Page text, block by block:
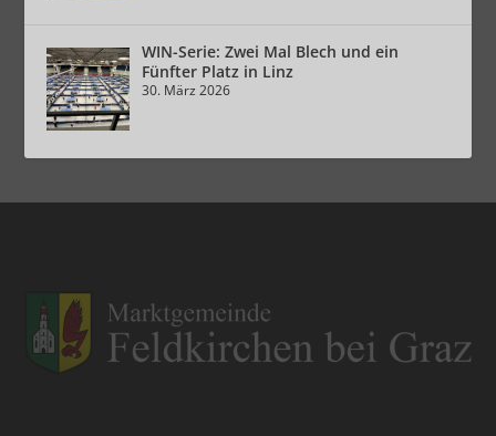
WIN-Serie: Zwei Mal Blech und ein
Fünfter Platz in Linz
30. März 2026